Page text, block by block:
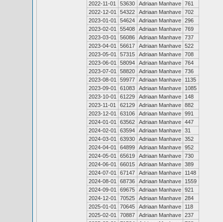
2022-11-01
53630 Adriaan Manhave 761
2022-12-01
54322 Adriaan Manhave 702
2023-01-01
54624 Adriaan Manhave 296
2023-02-01
55408 Adriaan Manhave 769
2023-03-01
56086 Adriaan Manhave 737
2023-04-01
56617 Adriaan Manhave 522
2023-05-01
57315 Adriaan Manhave 708
2023-06-01
58094 Adriaan Manhave 764
2023-07-01
58820 Adriaan Manhave 736
2023-08-01
59977 Adriaan Manhave
1135
2023-09-01
61083 Adriaan Manhave
1085
2023-10-01
61229 Adriaan Manhave
148
2023-11-01
62129 Adriaan Manhave 882
2023-12-01
63106 Adriaan Manhave 991
2024-01-01
63562 Adriaan Manhave 447
2024-02-01
63594 Adriaan Manhave 31
2024-03-01
63930 Adriaan Manhave 352
2024-04-01
64899 Adriaan Manhave 952
2024-05-01
65619 Adriaan Manhave 730
2024-06-01
66015 Adriaan Manhave 389
2024-07-01
67147 Adriaan Manhave
1148
2024-08-01
68736 Adriaan Manhave
1559
2024-09-01
69675 Adriaan Manhave 921
2024-12-01
70525 Adriaan Manhave 284
2025-01-01
70645 Adriaan Manhave
118
2025-02-01
70887 Adriaan Manhave 237